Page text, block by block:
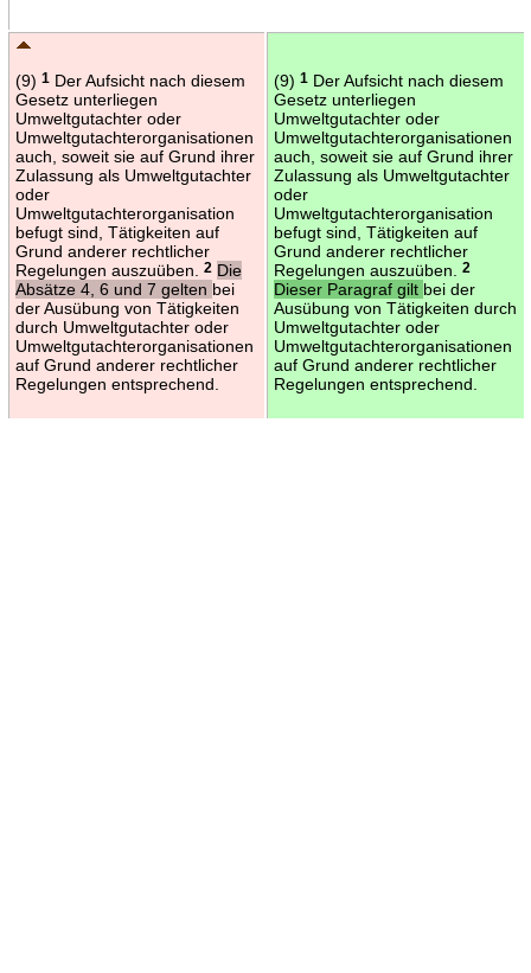
(9) 1Der Aufsicht nach diesem
Gesetz unterliegen
Umweltgutachter oder
Umweltgutachterorganisationen
auch, soweit sie auf Grund ihrer
Zulassung als Umweltgutachter
oder
Umweltgutachterorganisation
befugt sind, Tätigkeiten auf
Grund anderer rechtlicher
Regelungen auszuüben.
2 Die
Absätze 4, 6 und 7 gelten bei
der Ausübung von Tätigkeiten
durch Umweltgutachter oder
Umweltgutachterorganisationen
auf Grund anderer rechtlicher
Regelungen entsprechend.
(9) 1Der Aufsicht nach diesem
Gesetz unterliegen
Umweltgutachter oder
Umweltgutachterorganisationen
auch, soweit sie auf Grund ihrer
Zulassung als Umweltgutachter
oder
Umweltgutachterorganisation
befugt sind, Tätigkeiten auf
Grund anderer rechtlicher
Regelungen auszuüben.
2
Dieser Paragraf gilt bei der
Ausübung von Tätigkeiten durch
Umweltgutachter oder
Umweltgutachterorganisationen
auf Grund anderer rechtlicher
Regelungen entsprechend.